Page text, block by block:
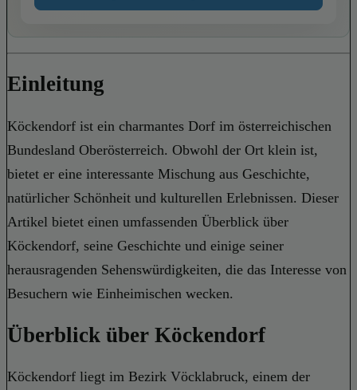
Einleitung
Köckendorf ist ein charmantes Dorf im österreichischen
Bundesland Oberösterreich. Obwohl der Ort klein ist,
bietet er eine interessante Mischung aus Geschichte,
natürlicher Schönheit und kulturellen Erlebnissen. Dieser
Artikel bietet einen umfassenden Überblick über
Köckendorf, seine Geschichte und einige seiner
herausragenden Sehenswürdigkeiten, die das Interesse von
Besuchern wie Einheimischen wecken.
Überblick über Köckendorf
Köckendorf liegt im Bezirk Vöcklabruck, einem der